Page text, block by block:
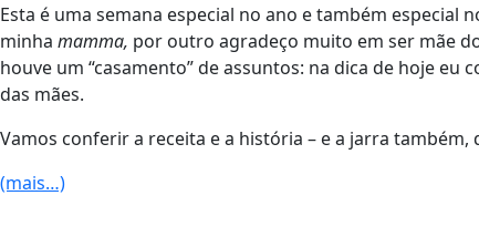
Esta é uma semana especial no ano e também especial
minha mamma, por outro agradeço muito em ser mãe
houve um “casamento” de assuntos: na dica de hoje
das mães.
Vamos conferir a receita e a história – e a jarra
(mais…)